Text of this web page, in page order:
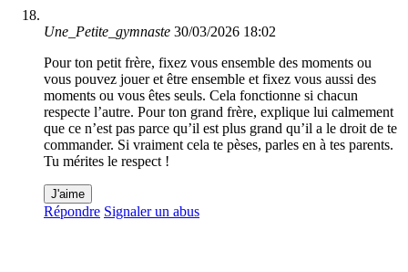
Une_Petite_gymnaste 30/03/2026 18:02
Pour ton petit frère, fixez vous ensemble des moments ou
vous pouvez jouer et être ensemble et fixez vous aussi des
moments ou vous êtes seuls. Cela fonctionne si chacun
respecte l’autre. Pour ton grand frère, explique lui calmement
que ce n’est pas parce qu’il est plus grand qu’il a le droit de te
commander. Si vraiment cela te pèses, parles en à tes parents.
Tu mérites le respect !
J'aime
Répondre Signaler un abus